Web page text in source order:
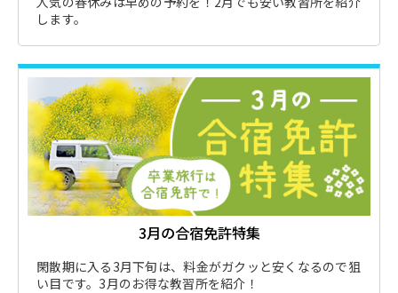
します。
3月の合宿免許特集
閑散期に入る3月下旬は、料金がガクッと安くなるので狙
い目です。3月のお得な教習所を紹介！